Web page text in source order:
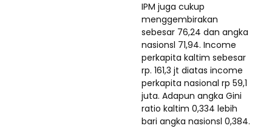
IPM juga cukup
menggembirakan
sebesar 76,24 dan angka
nasionsl 71,94. Income
perkapita kaltim sebesar
rp. 161,3 jt diatas income
perkapita nasional rp 59,1
juta. Adapun angka Gini
ratio kaltim 0,334 lebih
bari angka nasionsl 0,384.